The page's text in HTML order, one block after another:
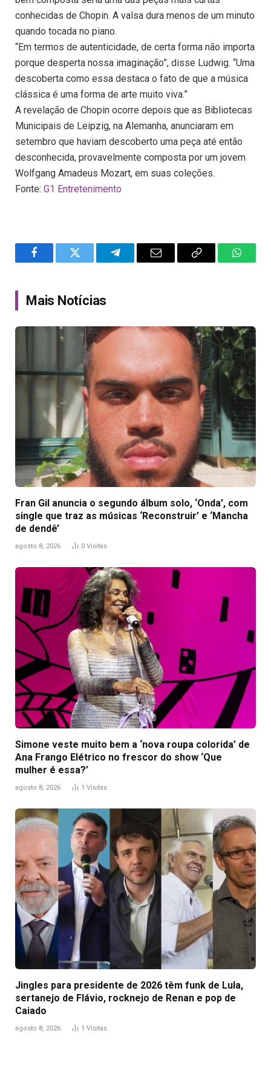
conhecidas de Chopin. A valsa dura menos de um minuto
quando tocada no piano.
“Em termos de autenticidade, de certa forma não importa
porque desperta nossa imaginação”, disse Ludwig. “Uma
descoberta como essa destaca o fato de que a música
clássica é uma forma de arte muito viva.”
A revelação de Chopin ocorre depois que as Bibliotecas
Municipais de Leipzig, na Alemanha, anunciaram em
setembro que haviam descoberto uma peça até então
desconhecida, provavelmente composta por um jovem
Wolfgang Amadeus Mozart, em suas coleções.
Fonte: G1 Entretenimento
FacebookTwitter TelegramEmail
Copy
Mais Notícias
Fran Gil anuncia o segundo álbum solo, ‘Onda’, com
single que traz as músicas ‘Reconstruir’ e ‘Mancha
de dendê’
agosto 8, 2026 0 Visitas
Simone veste muito bem a ‘nova roupa colorida’ de
Ana Frango Elétrico no frescor do show ‘Que
mulher é essa?’
agosto 8, 2026 1 Visitas
Jingles para presidente de 2026 têm funk de Lula,
sertanejo de Flávio, rocknejo de Renan e pop de
Caiado
agosto 8, 2026 1 Visitas